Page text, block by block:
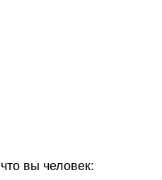
вы человек: